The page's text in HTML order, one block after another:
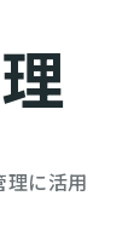
理に活用